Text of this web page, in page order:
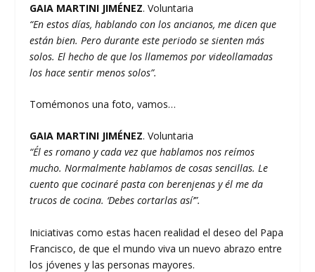
GAIA MARTINI JIMÉNEZ. Voluntaria
“En estos días, hablando con los ancianos, me dicen que
están bien. Pero durante este periodo se sienten más
solos. El hecho de que los llamemos por videollamadas
los hace sentir menos solos”.
Tomémonos una foto, vamos…
GAIA MARTINI JIMÉNEZ. Voluntaria
“Él es romano y cada vez que hablamos nos reímos
mucho. Normalmente hablamos de cosas sencillas. Le
cuento que cocinaré pasta con berenjenas y él me da
trucos de cocina. ‘Debes cortarlas así’”.
Iniciativas como estas hacen realidad el deseo del Papa
Francisco, de que el mundo viva un nuevo abrazo entre
los jóvenes y las personas mayores.